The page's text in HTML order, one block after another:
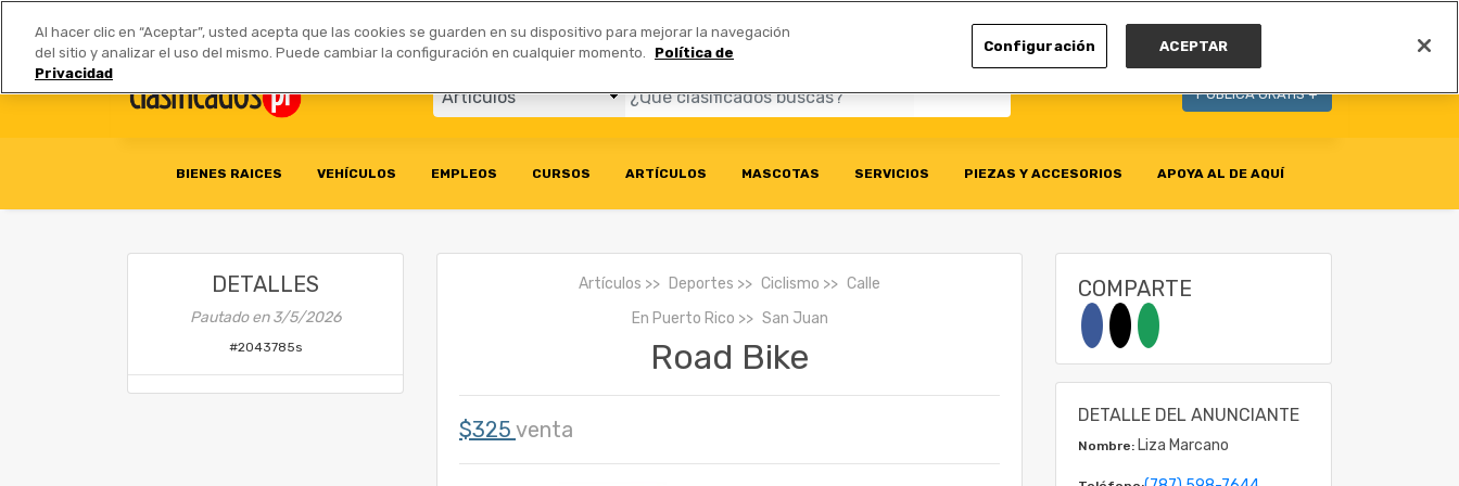
Anúnciate | Tarifas Socios Comerciales
PUBLICA GRATIS +
BIENES RAICES VEHÍCULOS EMPLEOS CURSOS ARTÍCULOS MASCOTAS SERVICIOS PIEZAS Y ACCESORIOS APOYA AL DE AQUÍ
DETALLES
Pautado en3/5/2026
#2043785s
Artículos Deportes Ciclismo
Calle
En Puerto Rico San Juan
Road Bike
$325 venta
COMPARTE
DETALLE DEL ANUNCIANTE
Nombre: Liza Marcano
Al hacer clic en “Aceptar”, usted acepta que las cookies se guarden en su dispositivo para mejorar la navegación
del sitio y analizar el uso del mismo. Puede cambiar la configuración en cualquier momento.
Política de
Privacidad
Configuración ACEPTAR